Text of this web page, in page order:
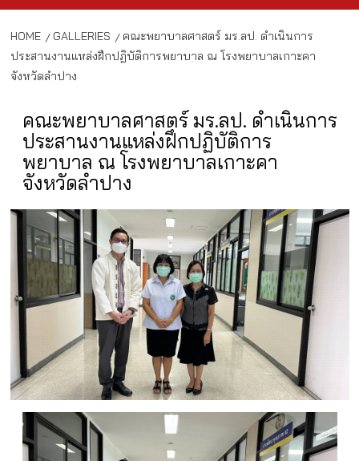
HOME GALLERIES
คณะพยาบาลศาสตร์ มร.ลป. ดำเนินการ
ประสานงานแหล่งฝึกปฏิบัติการพยาบาล ณ โรงพยาบาลเกาะคา
จังหวัดลำปาง
คณะพยาบาลศาสตร์ มร.ลป. ดำเนินการ
ประสานงานแหล่งฝึกปฏิบัติการ
พยาบาล ณ โรงพยาบาลเกาะคา
จังหวัดลำปาง